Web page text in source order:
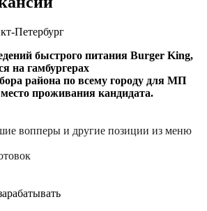
Петербург
быстрого питания Burger King,
на гамбургерах
района по всему городу для МП
проживания кандидата.
вопперы и другие позиции из меню